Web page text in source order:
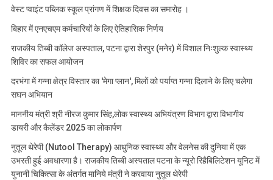
वेस्ट प्वाइंट पब्लिक स्कूल प्रांगण में शिक्षक दिवस का समारोह ।
बिहार में एनएचएम कर्मचारियों के लिए ऐतिहासिक निर्णय
राजकीय तिब्बी कॉलेज अस्पताल, पटना द्वारा शेरपुर (मनेर) में विशाल निःशुल्क स्वास्थ्य
शिविर का सफल आयोजन
दरभंगा में गन्ना क्षेत्र विस्तार का 'मेगा प्लान', मिलों को पर्याप्त गन्ना दिलाने के लिए चलेगा
सघन अभियान
माननीय मंत्री श्री नीरज कुमार सिंह,लोक स्वास्थ्य अभियंत्रण विभाग द्वारा विभागीय
डायरी और कैलेंडर 2025 का लोकार्पण
नुतूल थेरेपी (Nutool Therapy) आधुनिक स्वास्थ्य और वेलनेस की दुनिया में एक
उभरती हुई अवधारणा है। राजकीय तिब्बी अस्पताल पटना के न्यूरो रिहैबिलिटेशन यूनिट में
युनानी चिकित्सा के अंतर्गत मानिये मंत्री ने करवाया नुतूल थेरेपी